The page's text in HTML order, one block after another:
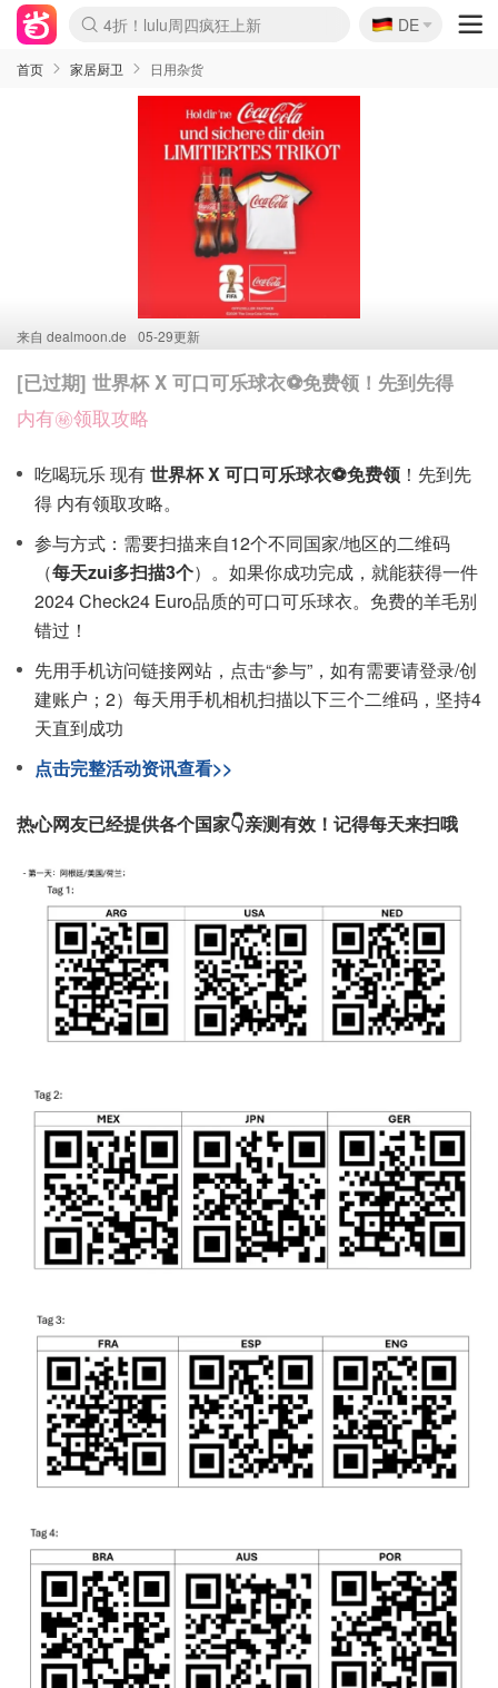
Boticinal 夏促开抢！
4折！lulu周四疯狂上新
还没结束！&OtherStories大促
Joybuy变相75折 随时失效
速领！Stanley独家85折
疑似霸哥！Camper额外叠85折
Zalando 奥莱闪促！每日更新
Moncler反季囤！5折起+叠9折
Coach Brooklyn仅€192
🇩🇪
DE
首页 家居厨卫 日用杂货
来自 dealmoon.de 05-29更新
[已过期] 世界杯 X 可口可乐球衣⚽️免费领！先到先得
内有㊙️领取攻略
吃喝玩乐 现有世界杯 X 可口可乐球衣⚽️免费领 ！先到先
得 内有领取攻略。
参与方式：需要扫描来自12个不同国家/地区的二维码
（每天zui多扫描3个）。如果你成功完成，就能获得一件
2024 Check24 Euro品质的可口可乐球衣。免费的羊毛别
错过！
先用手机访问链接网站，点击“参与”，如有需要请登录/创
建账户；2）每天用手机相机扫描以下三个二维码，坚持4
天直到成功
点击完整活动资讯查看>>
热心网友已经提供各个国家👇亲测有效！记得每天来扫哦